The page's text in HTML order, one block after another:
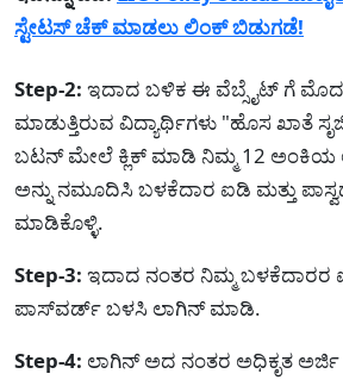
ಸ್ಟೇಟಸ್ ಚೆಕ್ ಮಾಡಲು ಲಿಂಕ್ ಬಿಡುಗಡೆ!
Step-2: ಇದಾದ ಬಳಿಕ ಈ ವೆಬ್ಸೈಟ್ ಗೆ
ಮಾಡುತ್ತಿರುವ ವಿದ್ಯಾರ್ಥಿಗಳು "ಹೊಸ ಖಾತೆ
ಬಟನ್ ಮೇಲೆ ಕ್ಲಿಕ್ ಮಾಡಿ ನಿಮ್ಮ 12 ಅಂಕಿಯ
ಅನ್ನು ನಮೂದಿಸಿ ಬಳಕೆದಾರ ಐಡಿ ಮತ್ತು
ಮಾಡಿಕೊಳ್ಳಿ.
Step-3: ಇದಾದ ನಂತರ ನಿಮ್ಮ ಬಳಕೆದಾರರ
ಪಾಸ್‌ವರ್ಡ್ ಬಳಸಿ ಲಾಗಿನ್ ಮಾಡಿ.
Step-4: ಲಾಗಿನ್ ಅದ ನಂತರ ಅಧಿಕೃತ